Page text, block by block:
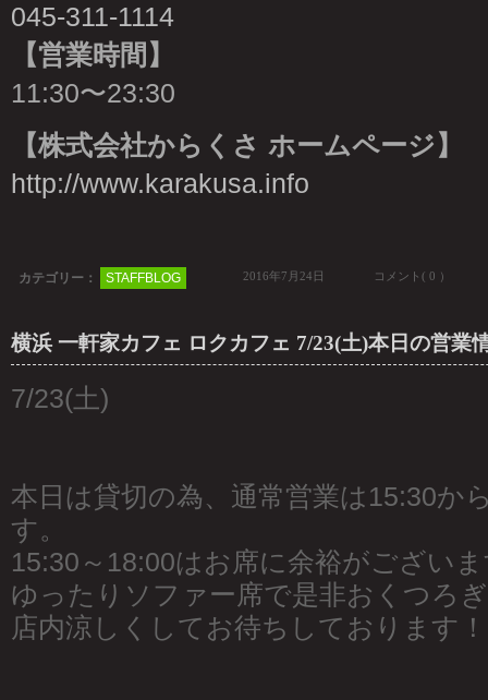
045-311-1114
【営業時間】
11:30〜23:30
【株式会社からくさ ホームページ】
http://www.karakusa.info
カテゴリー： STAFFBLOG 2016年7月24日 コメント( 0 ）
横浜 一軒家カフェ ロクカフェ 7/23(土)本日の営業
7/23(土)
本日は貸切の為、通常営業は15:30か
す。
15:30～18:00はお席に余裕がござい
ゆったりソファー席で是非おくつろ
店内涼しくしてお待ちしております！